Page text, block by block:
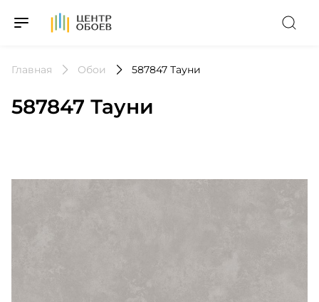
На Главную
Главная Обои 587847 Тауни
587847 Тауни